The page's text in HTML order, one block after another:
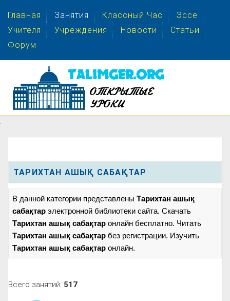
Главная Занятия Классный Час
Эссе
Учителя
Учреждения Новости
Статьи
Форум
.
.
ТАРИХТАН АШЫҚ САБАҚТАР
В данной категории представлены Тарихтан ашық
сабақтар электронной библиотеки сайта. Скачать
Тарихтан ашық сабақтар онлайн бесплатно. Читать
Тарихтан ашық сабақтар без регистрации. Изучить
Тарихтан ашық сабақтар онлайн.
.
Всего занятий: 517
. .